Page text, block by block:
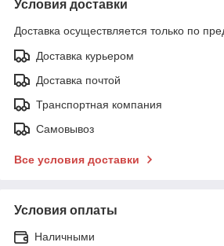
Условия доставки
Доставка осуществляется только по
Доставка курьером
Доставка почтой
Транспортная компания
Самовывоз
Все условия доставки
Условия оплаты
Наличными